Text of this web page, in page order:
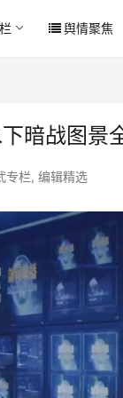
舆情聚焦
暗战图景
专栏, 编辑精选